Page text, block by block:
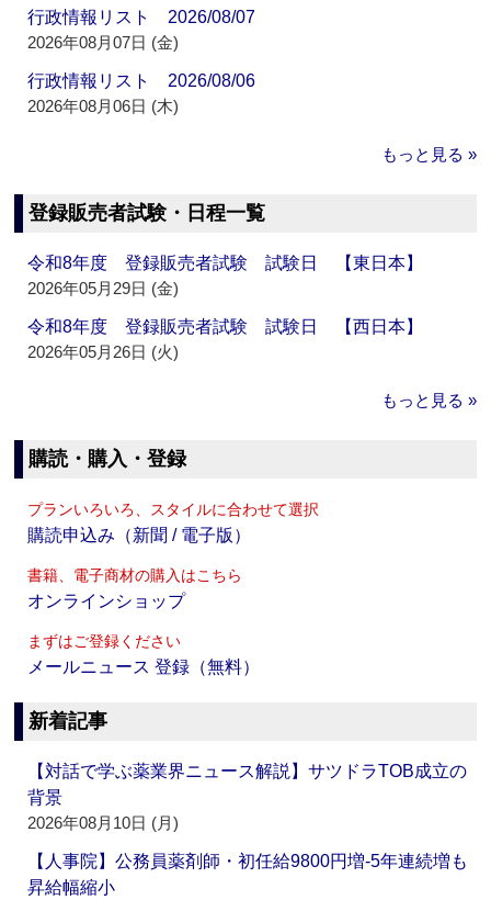
行政情報リスト 2026/08/07
2026年08月07日 (金)
行政情報リスト 2026/08/06
2026年08月06日 (木)
もっと見る »
登録販売者試験・日程一覧
令和8年度 登録販売者試験 試験日 【東日本】
2026年05月29日 (金)
令和8年度 登録販売者試験 試験日 【西日本】
2026年05月26日 (火)
もっと見る »
購読・購入・登録
プランいろいろ、スタイルに合わせて選択
購読申込み（新聞 / 電子版）
書籍、電子商材の購入はこちら
オンラインショップ
まずはご登録ください
メールニュース 登録（無料）
新着記事
【対話で学ぶ薬業界ニュース解説】サツドラTOB成立の
背景
2026年08月10日 (月)
【人事院】公務員薬剤師・初任給9800円増‐5年連続増も
昇給幅縮小